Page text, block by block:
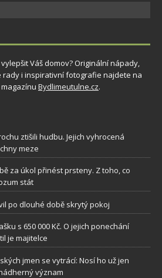
Váš domov? Originální nápady,
rady i inspirativní fotografie najdete na
Bydlimeutulne.cz.
ztišili hudbu. Jejich vyhrocená
meze
za úkol přinést prsteny. Z toho, co
stát
po dlouhé době skrytý pokoj
s 650 000 Kč. O jejich ponechání
je majitelce
jmen se vytrácí: Nosí ho už jen
význam